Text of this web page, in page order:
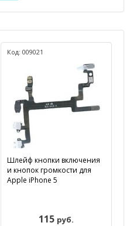
Код: 009021
Шлейф кнопки включения
и кнопок громкости для
Apple iPhone 5
115 руб.